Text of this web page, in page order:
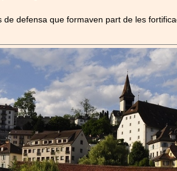
de defensa que formaven part de les